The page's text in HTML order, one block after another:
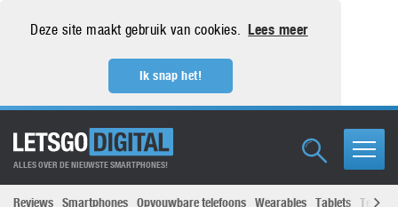
Deze site maakt gebruik van cookies. Lees meer
Ik snap het!
ALLES OVER DE NIEUWSTE SMARTPHONES!
Reviews Smartphones Opvouwbare telefoons Wearables Tablets